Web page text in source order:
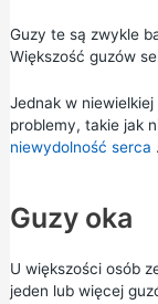
Guzy te są zwykle
Większość guzów
Jednak w
problemy, takie jak
niewydolność serca .
Guzy oka
U większości osób
jeden lub więcej